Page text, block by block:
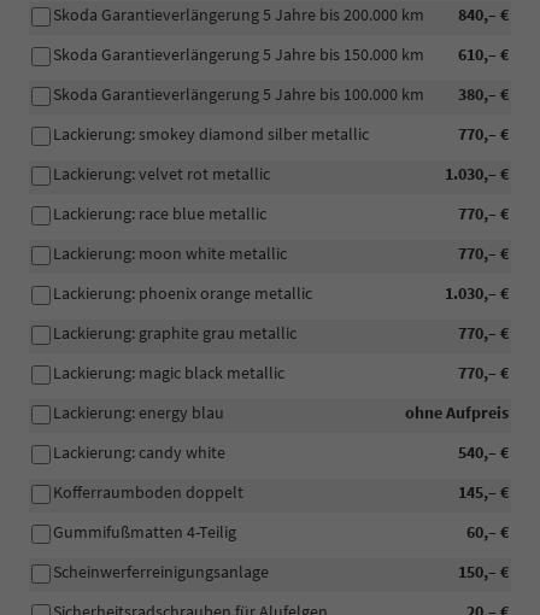
840,– €
Skoda Garantieverlängerung 5 Jahre bis 200.000 km
610,– €
Skoda Garantieverlängerung 5 Jahre bis 150.000 km
380,– €
Skoda Garantieverlängerung 5 Jahre bis 100.000 km
770,– €
Lackierung: smokey diamond silber metallic
1.030,– €
Lackierung: velvet rot metallic
770,– €
Lackierung: race blue metallic
770,– €
Lackierung: moon white metallic
1.030,– €
Lackierung: phoenix orange metallic
770,– €
Lackierung: graphite grau metallic
770,– €
Lackierung: magic black metallic
ohne Aufpreis
Lackierung: energy blau
540,– €
Lackierung: candy white
145,– €
Kofferraumboden doppelt
60,– €
Gummifußmatten 4-Teilig
150,– €
Scheinwerferreinigungsanlage